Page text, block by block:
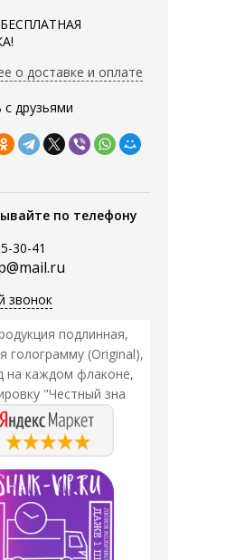
о доставке и оплате
с друзьями
по телефону
30-41
звонок
подлинная,
голограмму (Original),
на каждом флаконе,
"Честный зна